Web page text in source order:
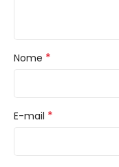
Nome *
E-mail *